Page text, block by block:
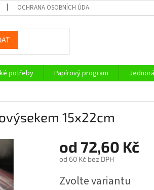
OCHRANA OSOBNÍCH ÚDAJŮ
potřeby Papírový program
15x22cm
od 72,60 Kč
od 60 Kčbez DPH
cena:
Zvolte variantu